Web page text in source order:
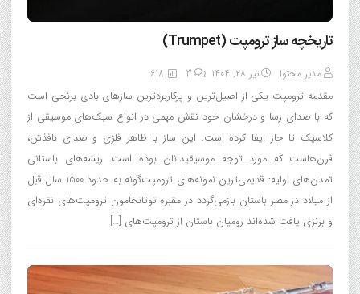
تاریخچه ساز ترومپت (Trumpet)
مدیر محتوا تیر ۲۸, ۱۴۰۴ 3
618
مقدمه ترومپت یکی از اصیل‌ترین و پرکاربردترین سازهای بادی برنجی است
که با صدای رسا و درخشان خود نقش مهمی در انواع سبک‌های موسیقی از
کلاسیک تا جاز ایفا کرده است. این ساز با ظاهر فلزی و صدای نافذش،
قرن‌هاست که مورد توجه موسیقیدانان بوده است. ریشه‌های باستانی
تمدن‌های اولیه: قدیمی‌ترین نمونه‌های ترومپت‌گونه به حدود 1500 سال قبل
از میلاد در مصر باستان بازمی‌گردد در مقبره توتانخامون ترومپت‌های نقره‌ای
و برنزی یافت شده‌اند رومیان باستان از ترومپت‌های […]